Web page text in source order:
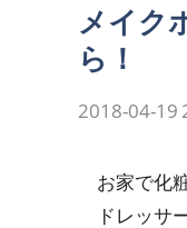
メイク
ら！
2018-04-19
お家で化
ドレッサ